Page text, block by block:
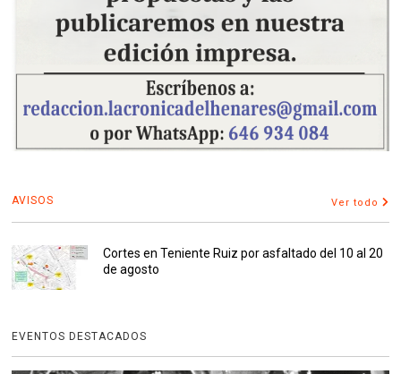
AVISOS Ver todo
Cortes en Teniente Ruiz por asfaltado del 10 al 20
de agosto
EVENTOS DESTACADOS